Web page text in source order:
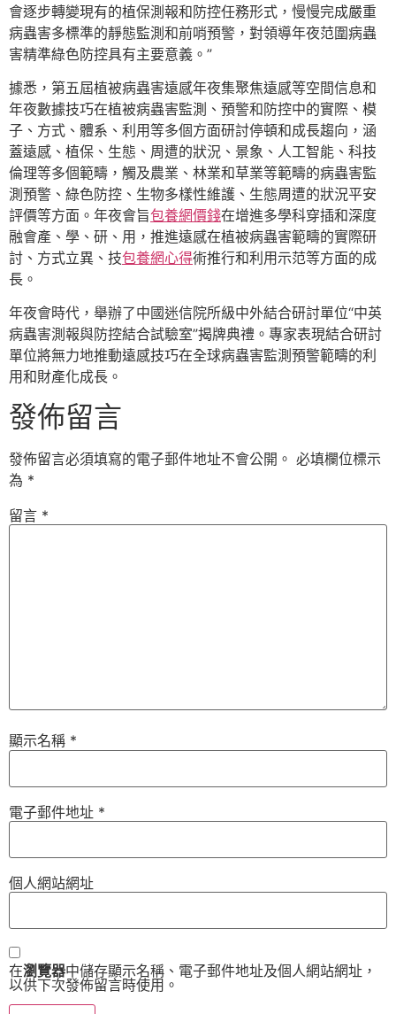
會逐步轉變現有的植保測報和防控任務形式，慢慢完成嚴重
病蟲害多標準的靜態監測和前哨預警，對領導年夜范圍病蟲
害精準綠色防控具有主要意義。”
據悉，第五屆植被病蟲害遠感年夜集聚焦遠感等空間信息和
年夜數據技巧在植被病蟲害監測、預警和防控中的實際、模
子、方式、體系、利用等多個方面研討停頓和成長趨向，涵
蓋遠感、植保、生態、周遭的狀況、景象、人工智能、科技
倫理等多個範疇，觸及農業、林業和草業等範疇的病蟲害監
測預警、綠色防控、生物多樣性維護、生態周遭的狀況平安
評價等方面。年夜會旨包養網價錢在增進多學科穿插和深度
融會產、學、研、用，推進遠感在植被病蟲害範疇的實際研
討、方式立異、技包養網心得術推行和利用示范等方面的成
長。
年夜會時代，舉辦了中國迷信院所級中外結合研討單位“中英
病蟲害測報與防控結合試驗室”揭牌典禮。專家表現結合研討
單位將無力地推動遠感技巧在全球病蟲害監測預警範疇的利
用和財產化成長。
發佈留言
發佈留言必須填寫的電子郵件地址不會公開。 必填欄位標示
為 *
留言 *
顯示名稱 *
電子郵件地址 *
個人網站網址
在瀏覽器中儲存顯示名稱、電子郵件地址及個人網站網址，
以供下次發佈留言時使用。